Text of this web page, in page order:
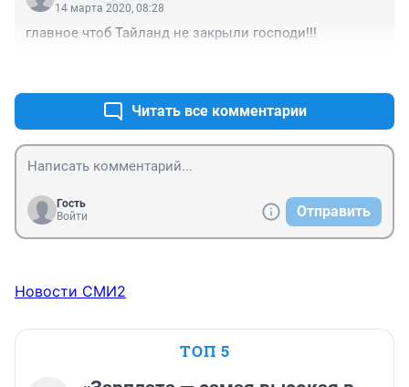
14 марта 2020, 08:28
главное чтоб Тайланд не закрыли господи!!!
Читать все комментарии
Гость
Войти
Отправить
Новости СМИ2
ТОП 5